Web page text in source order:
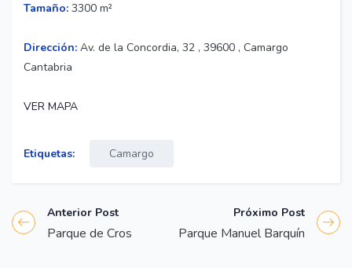
Tamaño: 3300 m²
Dirección: Av. de la Concordia, 32 , 39600 , Camargo
Cantabria
VER MAPA
Etiquetas: Camargo
Anterior Post
Parque de Cros
Próximo Post
Parque Manuel Barquín